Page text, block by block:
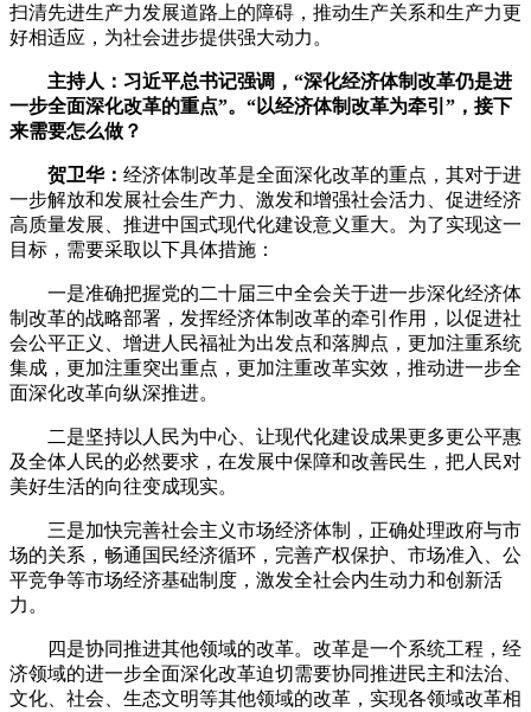
扫清先进生产力发展道路上的障碍，推动生产关系和生产力更
好相适应，为社会进步提供强大动力。
主持人：习近平总书记强调，“深化经济体制改革仍是进
一步全面深化改革的重点”。“以经济体制改革为牵引”，接下
来需要怎么做？
贺卫华： 经济体制改革是全面深化改革的重点，其对于进
一步解放和发展社会生产力、激发和增强社会活力、促进经济
高质量发展、推进中国式现代化建设意义重大。为了实现这一
目标，需要采取以下具体措施：
一是‌准确把握党的二十届三中全会关于进一步深化经济体
制改革的战略部署‌，发挥经济体制改革的牵引作用，以促进社
会公平正义、增进人民福祉为出发点和落脚点，更加注重系统
集成，更加注重突出重点，更加注重改革实效，推动进一步全
面深化改革向纵深推进。
二是‌坚持以人民为中心、让现代化建设成果更多更公平惠
及全体人民的必然要求‌，在发展中保障和改善民生，把人民对
美好生活的向往变成现实。
三是‌加快完善社会主义市场经济体制‌，正确处理政府与市
场的关系，畅通国民经济循环，完善产权保护、市场准入、公
平竞争等市场经济基础制度，激发全社会内生动力和创新活
力。
四是‌协同推进其他领域的改革。改革是一个系统工程，经
济领域的进一步全面深化改革迫切需要协同推进民主和法治、
文化、社会、生态文明等其他领域的改革，实现各领域改革相